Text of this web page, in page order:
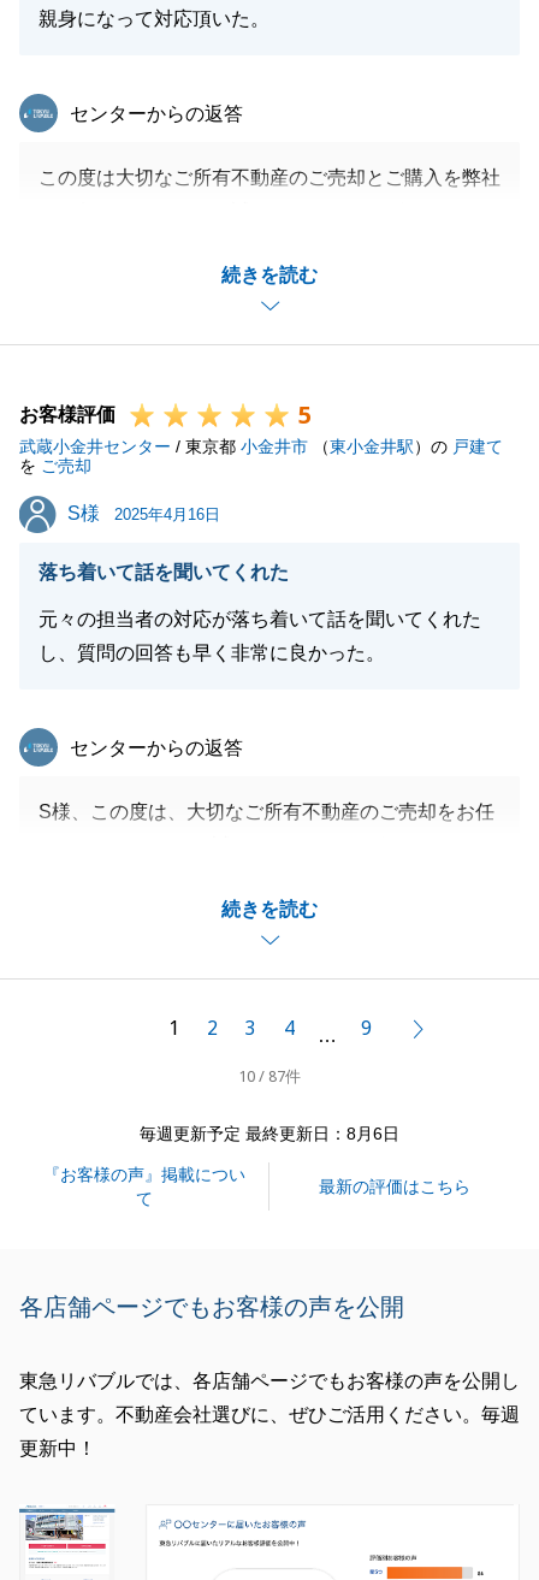
親身になって対応頂いた。
続きを読む
東急リバブル
センターからの返答
この度は大切なご所有不動産のご売却とご購入を弊社
かげで、ご成約に至ることができたと思っておりま
ご協力誠にありがとうございました。
幸いです。
引き続き、宜しくお願い申し上げます。
お客様評価 5
武蔵小金井センター / 東京都 小金井市 （東小金井駅）の 戸建て
を ご売却
S様
S様 2025年4月16日
落ち着いて話を聞いてくれた
元々の担当者の対応が落ち着いて話を聞いてくれた
し、質問の回答も早く非常に良かった。
続きを読む
東急リバブル
センターからの返答
S様、この度は、大切なご所有不動産のご売却をお任
き、無事にお取引を終えることができて嬉しく思いま
いつも優しくご対応いただき心より感謝申し上げま
今後も不動産関連についてお困りごとがございました
らお気軽にご相談ください。
1 2 3 4 … 9
10 / 87件
毎週更新予定 最終更新日：8月6日
『お客様の声』掲載につい
て
最新の評価はこちら
各店舗ページでもお客様の声を公開
東急リバブルでは、各店舗ページでもお客様の声を公開し
ています。不動産会社選びに、ぜひご活用ください。毎週
更新中！